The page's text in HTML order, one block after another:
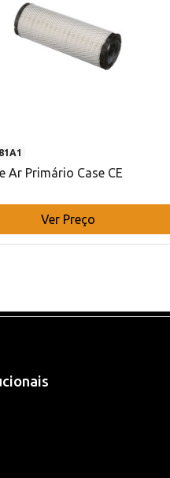
Ar Primário Case CE
Ver Preço